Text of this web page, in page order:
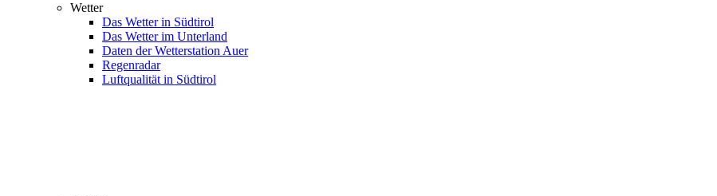
Wetter
Das Wetter in Südtirol
Das Wetter im Unterland
Daten der Wetterstation Auer
Regenradar
Luftqualität in Südtirol